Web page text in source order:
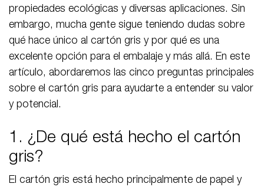
propiedades ecológicas y diversas aplicaciones. Sin
embargo, mucha gente sigue teniendo dudas sobre
qué hace único al cartón gris y por qué es una
excelente opción para el embalaje y más allá. En este
artículo, abordaremos las cinco preguntas principales
sobre el cartón gris para ayudarte a entender su valor
y potencial.
1. ¿De qué está hecho el cartón
gris?
El cartón gris está hecho principalmente de papel y